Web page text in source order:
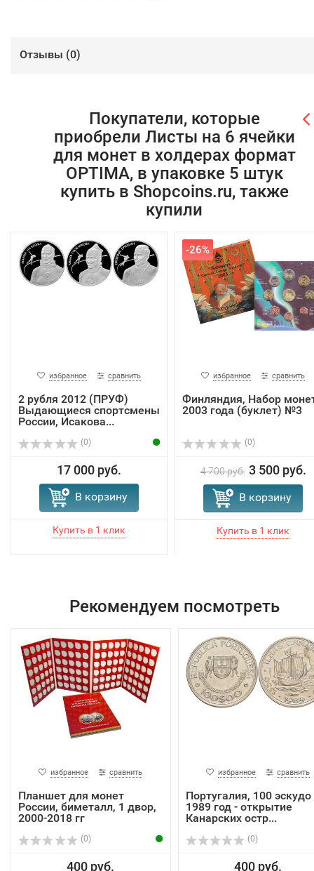
Отзывы (0)
Покупатели, которые
приобрели Листы на 6 ячейки
для монет в холдерах формат
OPTIMA, в упаковке 5 штук
купить в Shopcoins.ru, также
купили
избранное сравнить
2 рубля 2012 (ПРУФ)
Выдающиеся спортсмены
России, Исакова...
(0)
17 000 руб.
В корзину
-26%
избранное сравнить
Финляндия, Набор
2003 года (буклет) №3
(0)
4 700 руб. 3 500 руб.
В корзину
Рекомендуем посмотреть
избранное сравнить
Планшет для монет
России, биметалл, 1 двор,
2000-2018 гг
(0)
400 руб.
избранное сравнить
Португалия, 100 эскудо
1989 год - открытие
Канарских остр...
(0)
400 руб.